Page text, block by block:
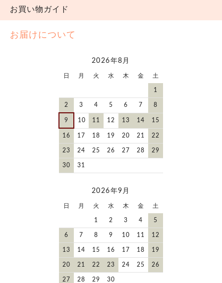
お買い物ガイド
お届けについて
2026年8月
日 月 火 水 木 金 土
1
2 3 4 5 6 7 8
9 10 11 12 13 14 15
16 17 18 19 20 21 22
23 24 25 26 27 28 29
30 31
2026年9月
日 月 火 水 木 金 土
1 2 3 4 5
6 7 8 9 10 11 12
13 14 15 16 17 18 19
20 21 22 23 24 25 26
27 28 29 30